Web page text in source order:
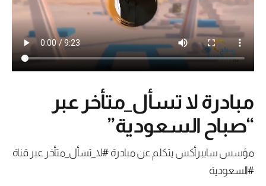
مبادرة لا تسأل_متأخر عبر
“صباح السعودية”
مؤسس سايبرأكس يتكلم عن مبادرة #لا_تسأل_متأخر عبر قناة
#السعودية